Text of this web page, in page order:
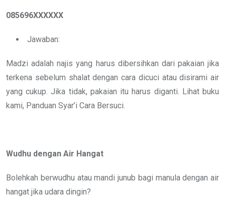
085696XXXXXX
Jawaban:
Madzi adalah najis yang harus dibersihkan dari pakaian jika
terkena sebelum shalat dengan cara dicuci atau disirami air
yang cukup. Jika tidak, pakaian itu harus diganti. Lihat buku
kami, Panduan Syar’i Cara Bersuci.
Wudhu dengan Air Hangat
Bolehkah berwudhu atau mandi junub bagi manula dengan air
hangat jika udara dingin?